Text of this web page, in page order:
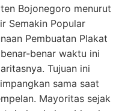
Bojonegoro menurut
Semakin Popular
Pembuatan Plakat
benar waktu ini
Tujuan ini
sama saat
Mayoritas sejak